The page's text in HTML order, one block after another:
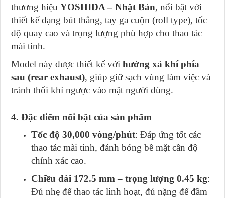
thương hiệu YOSHIDA – Nhật Bản, nổi bật với
thiết kế dạng bút thẳng, tay ga cuộn (roll type), tốc
độ quay cao và trọng lượng phù hợp cho thao tác
mài tinh.
Model này được thiết kế với hướng xả khí phía
sau (rear exhaust), giúp giữ sạch vùng làm việc và
tránh thổi khí ngược vào mặt người dùng.
4. Đặc điểm nổi bật của sản phẩm
Tốc độ 30,000 vòng/phút: Đáp ứng tốt các
thao tác mài tinh, đánh bóng bề mặt cần độ
chính xác cao.
Chiều dài 172.5 mm – trọng lượng 0.45 kg:
Đủ nhẹ để thao tác linh hoạt, đủ nặng để đầm